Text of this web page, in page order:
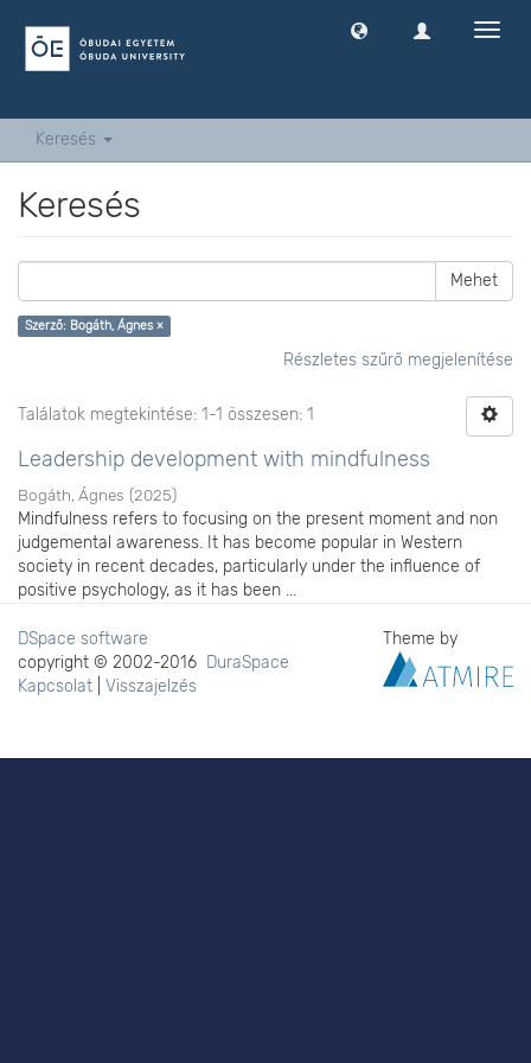
Keresés
Keresés
Mehet
Szerző: Bogáth, Ágnes ×
Részletes szűrő megjelenítése
Találatok megtekintése: 1-1 összesen: 1
Leadership development with mindfulness
Bogáth, Ágnes (2025)
Mindfulness refers to focusing on the present moment and non
judgemental awareness. It has become popular in Western
society in recent decades, particularly under the influence of
positive psychology, as it has been ...
DSpace software
copyright © 2002-2016 DuraSpace
Kapcsolat
Visszajelzés
Theme by